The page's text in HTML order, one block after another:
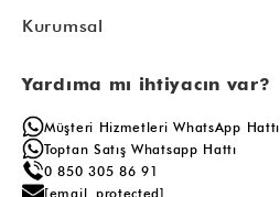
Kurumsal
Yardıma mı ihtiyacın var?
Müşteri Hizmetleri WhatsApp Hattı
Toptan Satış Whatsapp Hattı
0 850 305 86 91
[email protected]